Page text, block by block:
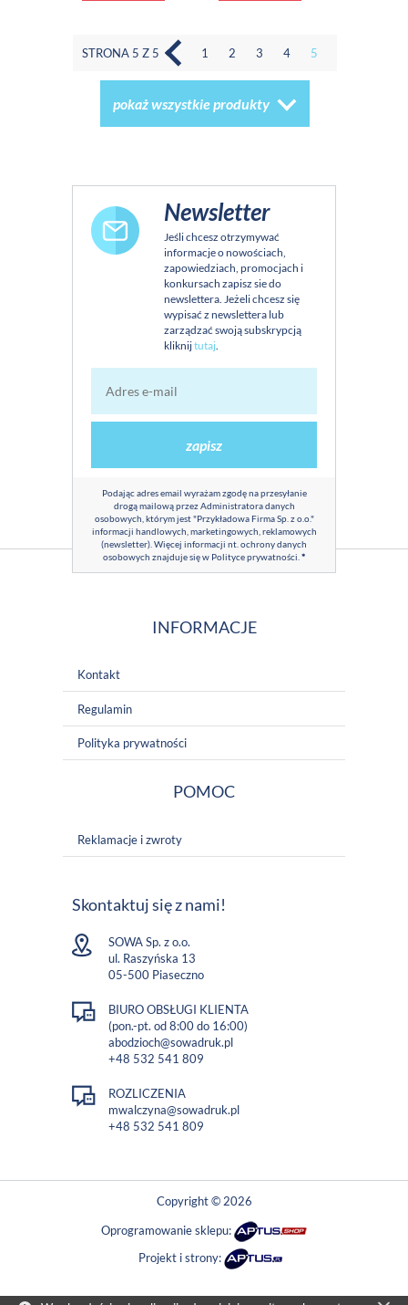
STRONA 5 Z 5 1 2 3 4 5
pokaż wszystkie produkty
Newsletter
Jeśli chcesz otrzymywać
informacje o nowościach,
zapowiedziach, promocjach i
konkursach zapisz sie do
newslettera. Jeżeli chcesz się
wypisać z newslettera lub
zarządzać swoją subskrypcją
kliknijtutaj.
zapisz
Podając adres email wyrażam zgodę na przesyłanie
drogą mailową przez Administratora danych
osobowych, którym jest "Przykładowa Firma Sp. z o.o."
informacji handlowych, marketingowych, reklamowych
(newsletter). Więcej informacji nt. ochrony danych
osobowych znajduje się w Polityce prywatności *
INFORMACJE
Kontakt
Regulamin
Polityka prywatności
POMOC
Reklamacje i zwroty
Skontaktuj się z nami!
SOWA Sp. z o.o.
ul. Raszyńska 13
05-500 Piaseczno
BIURO OBSŁUGI KLIENTA
(pon.-pt. od 8:00 do 16:00)
abodzioch@sowadruk.pl
+48 532 541 809
ROZLICZENIA
mwalczyna@sowadruk.pl
+48 532 541 809
Copyright © 2026
Oprogramowanie sklepu:
Projekt i strony: